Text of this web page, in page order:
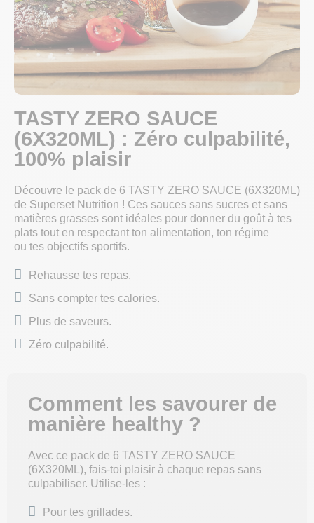
TASTY ZERO SAUCE
(6X320ML) : Zéro culpabilité,
100% plaisir
Découvre le pack de 6 TASTY ZERO SAUCE (6X320ML)
de Superset Nutrition ! Ces sauces sans sucres et sans
matières grasses sont idéales pour donner du goût à tes
plats tout en respectant ton alimentation, ton régime
ou tes objectifs sportifs.
Rehausse tes repas.
Sans compter tes calories.
Plus de saveurs.
Zéro culpabilité.
Comment les savourer de
manière healthy ?
Avec ce pack de 6 TASTY ZERO SAUCE
(6X320ML), fais-toi plaisir à chaque repas sans
culpabiliser. Utilise-les :
Pour tes grillades.